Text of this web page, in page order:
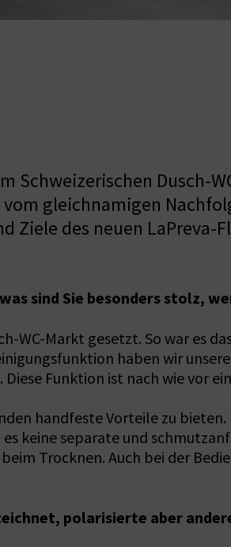
Schweizerischen Dusch-
gleichnamigen
Ziele des neuen LaPreva-
sind Sie besonders stolz,
WC-Markt gesetzt. So war es
haben wir
Funktion ist nach wie vor
handfeste Vorteile zu bieten.
keine separate und
Trocknen. Auch bei der
polarisierte aber